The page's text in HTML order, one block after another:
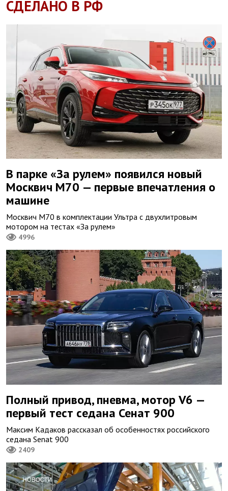
СДЕЛАНО В РФ
В парке «За рулем» появился новый
Москвич М70 — первые впечатления о
машине
Москвич М70 в комплектации Ультра с двухлитровым
мотором на тестах «За рулем»
4996
Полный привод, пневма, мотор V6 —
первый тест седана Сенат 900
Максим Кадаков рассказал об особенностях российского
седана Senat 900
2409